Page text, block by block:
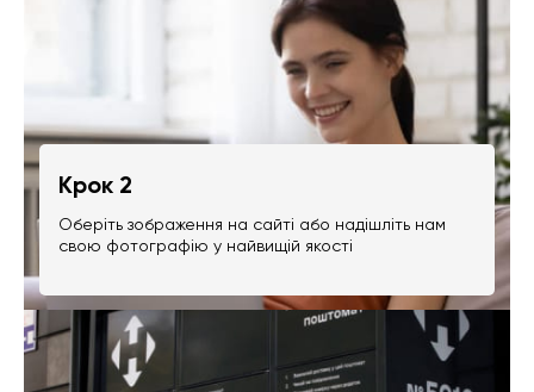
Крок 2
Оберіть зображення на сайті або надішліть нам
свою фотографію у найвищій якості